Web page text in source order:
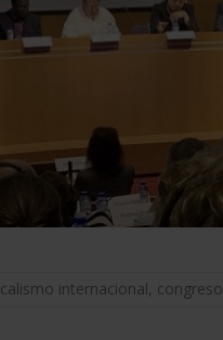
internacional, congreso